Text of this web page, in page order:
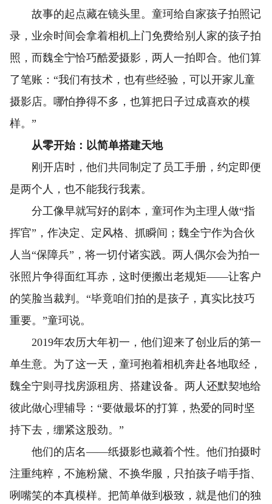
故事的起点藏在镜头里。童珂给自家孩子拍照记
录，业余时间会拿着相机上门免费给别人家的孩子拍
照，而魏全宁恰巧酷爱摄影，两人一拍即合。他们算
了笔账：“我们有技术，也有些经验，可以开家儿童
摄影店。哪怕挣得不多，也算把日子过成喜欢的模
样。”
从零开始：以简单搭建天地
刚开店时，他们共同制定了员工手册，约定即便
是两个人，也不能我行我素。
分工像早就写好的剧本，童珂作为主理人做“指
挥官”，作决定、定风格、抓瞬间；魏全宁作为合伙
人当“保障兵”，将一切付诸实践。两人偶尔会为拍一
张照片争得面红耳赤，这时便搬出老规矩——让客户
的笑脸当裁判。“毕竟咱们拍的是孩子，真实比技巧
重要。”童珂说。
2019年农历大年初一，他们迎来了创业后的第一
单生意。为了这一天，童珂抱着相机奔赴各地取经，
魏全宁则寻找房源租房、搭建设备。两人还默契地给
彼此做心理辅导：“要做最坏的打算，热爱的同时坚
持下去，绷紧这股劲。”
他们的店名——纸摄影也藏着个性。他们拍摄时
注重纯粹，不施粉黛、不换华服，只拍孩子啃手指、
咧嘴笑的本真模样。把简单做到极致，就是他们的独